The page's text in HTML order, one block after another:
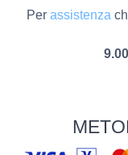
- Bassa perdita di
- Facilità di
- Mobile metallico
Caratteristiche
Per assistenza